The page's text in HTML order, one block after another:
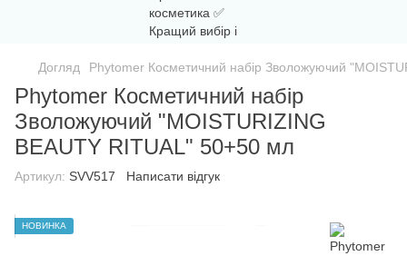
Догляд Phytomer Косметичний набір Зволожуючий
Phytomer Косметичний набір
Зволожуючий "MOISTURIZING
BEAUTY RITUAL" 50+50 мл
Артикул: SVV517 Написати відгук
НОВИНКА